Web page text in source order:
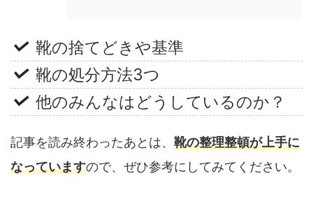
靴の捨てどきや基準
靴の処分方法3つ
他のみんなはどうしているのか？
記事を読み終わったあとは、 靴の整理整頓が上手に
なっていますので、ぜひ参考にしてみてください。